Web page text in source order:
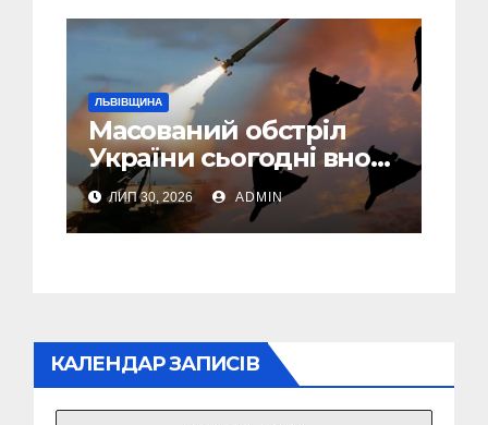
ЛЬВІВЩИНА
Масований обстріл
України сьогодні вночі:
У Львові пошкоджені
дві багатоповерхівки
ЛИП 30, 2026 ADMIN
КАЛЕНДАР ЗАПИСІВ